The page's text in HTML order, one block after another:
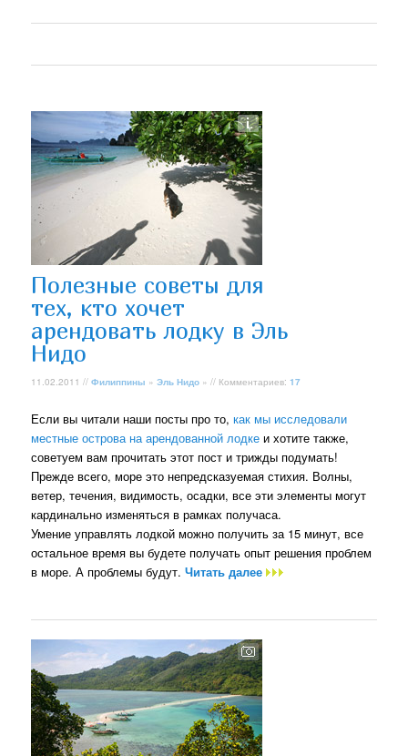
Полезные советы для
тех, кто хочет
арендовать лодку в Эль
Нидо
11.02.2011 //Филиппины »Эль Нидо » // Комментариев:17
Если вы читали наши посты про то,как мы исследовали
местные острова на арендованной лодке и хотите также,
советуем вам прочитать этот пост и трижды подумать!
Прежде всего, море это непредсказуемая стихия. Волны,
ветер, течения, видимость, осадки, все эти элементы могут
кардинально изменяться в рамках получаса.
Умение управлять лодкой можно получить за 15 минут, все
остальное время вы будете получать опыт решения проблем
в море. А проблемы будут.Читать далее